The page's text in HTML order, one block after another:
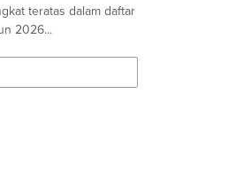
teratas dalam daftar
2026...